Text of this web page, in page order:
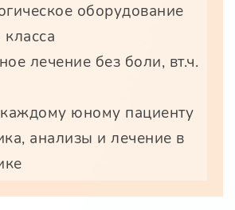
оборудование
класса
лечение без боли, вт.ч.
юному пациенту
анализы и лечение в